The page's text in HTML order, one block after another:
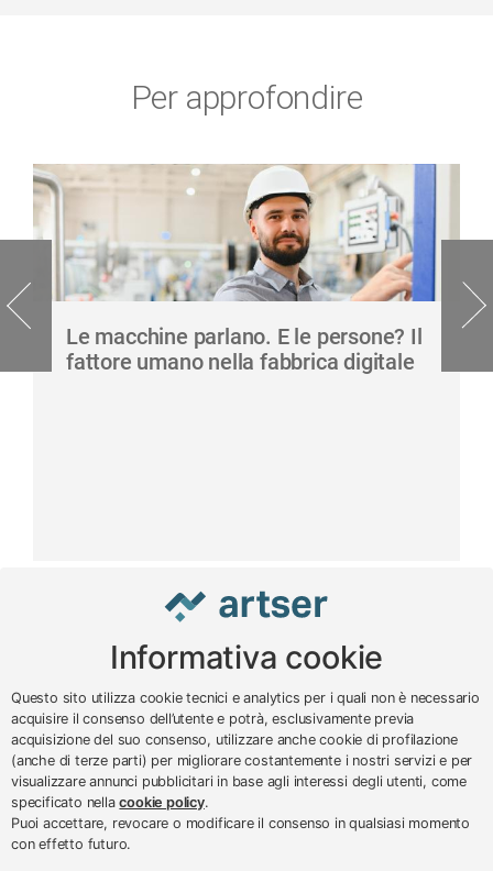
Per approfondire
Le macchine parlano. E le persone? Il
fattore umano nella fabbrica digitale
© 2024 – 2026 - ARTSER SRL
ARTSER SRL - Viale Milano, 5 - Varese -
P.IVA 01878290129
Tel. 0332 256111 - Fax 0332 256200 -
Informativa cookie
Questo sito utilizza cookie tecnici e analytics per i quali non è necessario
acquisire il consenso dell’utente e potrà, esclusivamente previa
acquisizione del suo consenso, utilizzare anche cookie di profilazione
(anche di terze parti) per migliorare costantemente i nostri servizi e per
visualizzare annunci pubblicitari in base agli interessi degli utenti, come
specificato nellacookie policy.
Puoi accettare, revocare o modificare il consenso in qualsiasi momento
con effetto futuro.